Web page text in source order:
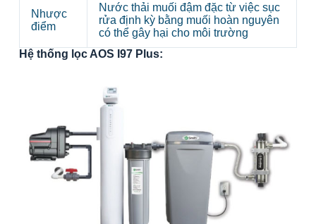
Nhược
điểm
Nước thải muối đậm đặc từ việc sục
rửa định kỳ bằng muối hoàn nguyên
có thể gây hại cho môi trường
Hệ thống lọc AOS I97 Plus: